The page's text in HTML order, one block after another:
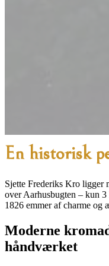
En historisk
Sjette Frederiks Kro ligger
over Aarhusbugten – kun
1826 emmer af charme og
Moderne
håndværket